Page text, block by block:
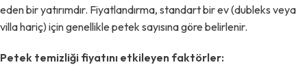
eden bir yatırımdır. Fiyatlandırma, standart bir ev (dubleks veya
villa hariç) için genellikle petek sayısına göre belirlenir.
Petek temizliği fiyatını etkileyen faktörler: